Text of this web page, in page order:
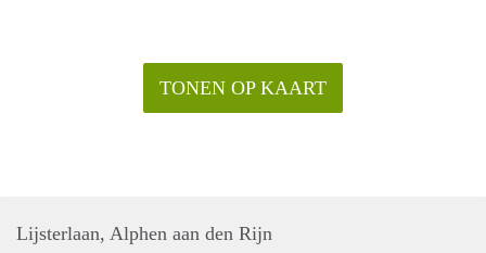
TONEN OP KAART
Lijsterlaan, Alphen aan den Rijn